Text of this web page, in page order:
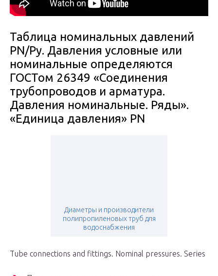
Таблица номинальных давлений
PN/Ру. Давления условные или
номинальные определяются
ГОСТом 26349 «Соединения
трубопроводов и арматура.
Давления номинальные. Ряды».
«Единица давления» PN
Диаметры и производители
полипропиленовых труб для
водоснабжения
Tube connections and fittings. Nominal pressures. Series